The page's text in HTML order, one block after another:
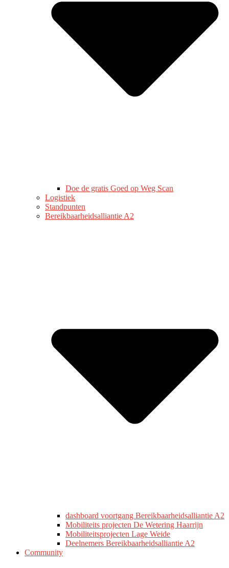
Doe de gratis Goed op Weg Scan
Logistiek
Standpunten
Bereikbaarheidsalliantie A2
dashboard voortgang Bereikbaarheidsalliantie A2
Mobiliteits projecten De Wetering Haarrijn
Mobiliteitsprojecten Lage Weide
Deelnemers Bereikbaarheidsalliantie A2
Community